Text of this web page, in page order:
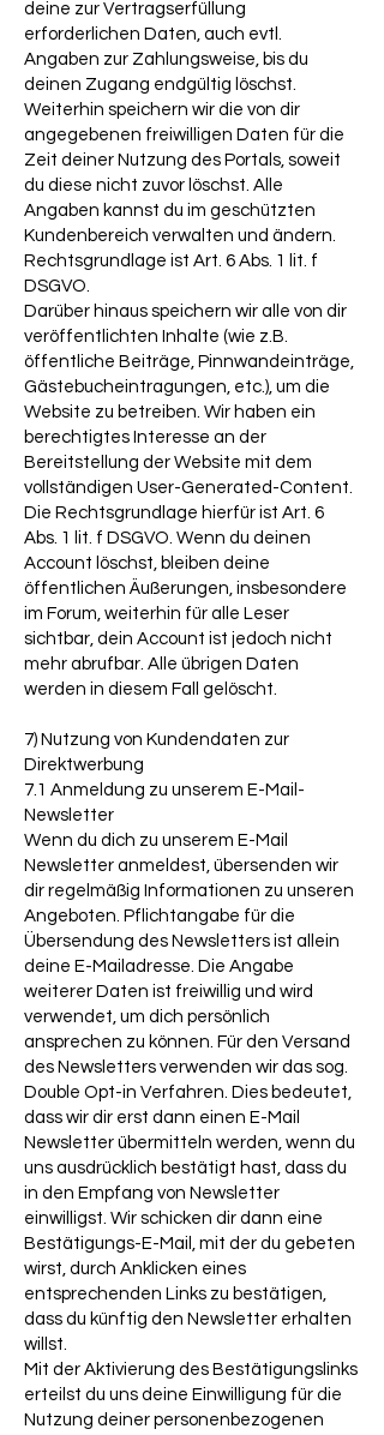
deine zur Vertragserfüllung
erforderlichen Daten, auch evtl.
Angaben zur Zahlungsweise, bis du
deinen Zugang endgültig löschst.
Weiterhin speichern wir die von dir
angegebenen freiwilligen Daten für die
Zeit deiner Nutzung des Portals, soweit
du diese nicht zuvor löschst. Alle
Angaben kannst du im geschützten
Kundenbereich verwalten und ändern.
Rechtsgrundlage ist Art. 6 Abs. 1 lit. f
DSGVO.
Darüber hinaus speichern wir alle von dir
veröffentlichten Inhalte (wie z.B.
öffentliche Beiträge, Pinnwandeinträge,
Gästebucheintragungen, etc.), um die
Website zu betreiben. Wir haben ein
berechtigtes Interesse an der
Bereitstellung der Website mit dem
vollständigen User-Generated-Content.
Die Rechtsgrundlage hierfür ist Art. 6
Abs. 1 lit. f DSGVO. Wenn du deinen
Account löschst, bleiben deine
öffentlichen Äußerungen, insbesondere
im Forum, weiterhin für alle Leser
sichtbar, dein Account ist jedoch nicht
mehr abrufbar. Alle übrigen Daten
werden in diesem Fall gelöscht.
7) Nutzung von Kundendaten zur
Direktwerbung
7.1 Anmeldung zu unserem E-Mail-
Newsletter
Wenn du dich zu unserem E-Mail
Newsletter anmeldest, übersenden wir
dir regelmäßig Informationen zu unseren
Angeboten. Pflichtangabe für die
Übersendung des Newsletters ist allein
deine E-Mailadresse. Die Angabe
weiterer Daten ist freiwillig und wird
verwendet, um dich persönlich
ansprechen zu können. Für den Versand
des Newsletters verwenden wir das sog.
Double Opt-in Verfahren. Dies bedeutet,
dass wir dir erst dann einen E-Mail
Newsletter übermitteln werden, wenn du
uns ausdrücklich bestätigt hast, dass du
in den Empfang von Newsletter
einwilligst. Wir schicken dir dann eine
Bestätigungs-E-Mail, mit der du gebeten
wirst, durch Anklicken eines
entsprechenden Links zu bestätigen,
dass du künftig den Newsletter erhalten
willst.
Mit der Aktivierung des Bestätigungslinks
erteilst du uns deine Einwilligung für die
Nutzung deiner personenbezogenen